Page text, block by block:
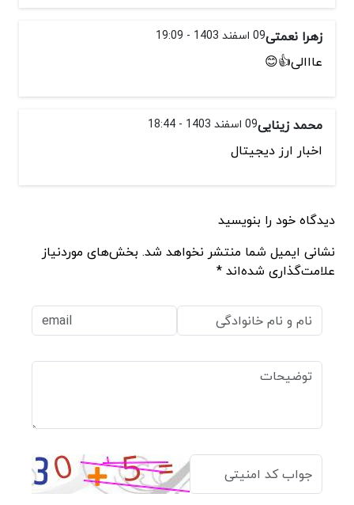
زهرا نعمتی09 اسفند 1403 - 19:09
عااالی👍😊
محمد زینایی09 اسفند 1403 - 18:44
اخبار ارز دیجیتال
دیدگاه خود را بنویسید
نشانی ایمیل شما منتشر نخواهد شد. بخش‌های موردنیاز
علامت‌گذاری شده‌اند *